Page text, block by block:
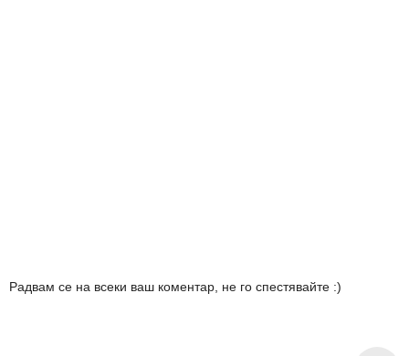
Радвам се на всеки ваш коментар, не го спестявайте :)